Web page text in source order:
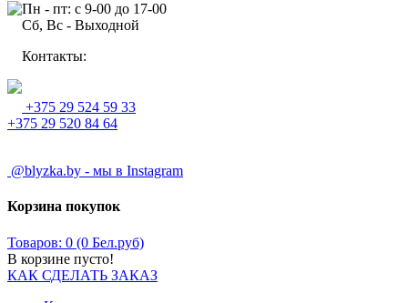
Пн - пт: с 9-00 до 17-00
Сб, Вс - Выходной
Контакты:
+375 29 524 59 33
+375 29 520 84 64
@blyzka.by - мы в Instagram
Корзина покупок
Товаров: 0 (0 Бел.руб)
В корзине пусто!
КАК СДЕЛАТЬ ЗАКАЗ